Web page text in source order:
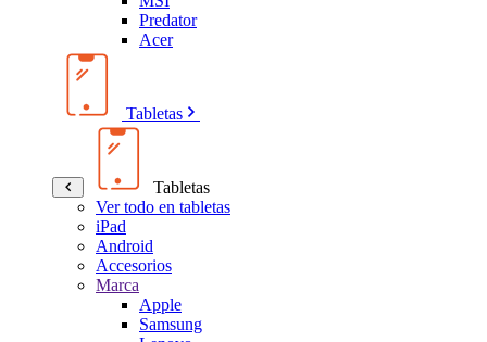
Predator
Acer
Tabletas
Tabletas
Ver todo en tabletas
iPad
Android
Accesorios
Marca
Apple
Samsung